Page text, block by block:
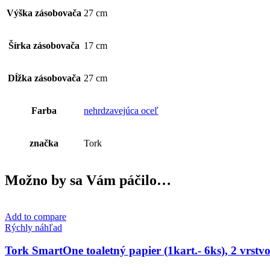
Výška zásobovača 27 cm
Šírka zásobovača 17 cm
Dĺžka zásobovača 27 cm
Farba nehrdzavejúca oceľ
značka Tork
Možno by sa Vám páčilo…
Add to compare
Rýchly náhľad
Tork SmartOne toaletný papier (1kart.- 6ks), 2